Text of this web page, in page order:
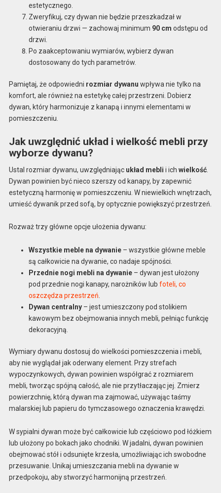
estetycznego.
Zweryfikuj, czy dywan nie będzie przeszkadzał w
otwieraniu drzwi — zachowaj minimum 90 cm odstępu od
drzwi.
Po zaakceptowaniu wymiarów, wybierz dywan
dostosowany do tych parametrów.
Pamiętaj, że odpowiedni rozmiar dywanu wpływa nie tylko na
komfort, ale również na estetykę całej przestrzeni. Dobierz
dywan, który harmonizuje z kanapą i innymi elementami w
pomieszczeniu.
Jak uwzględnić układ i wielkość mebli przy
wyborze dywanu?
Ustal rozmiar dywanu, uwzględniając układ mebli i ich wielkość.
Dywan powinien być nieco szerszy od kanapy, by zapewnić
estetyczną harmonię w pomieszczeniu. W niewielkich wnętrzach,
umieść dywanik przed sofą, by optycznie powiększyć przestrzeń.
Rozważ trzy główne opcje ułożenia dywanu:
Wszystkie meble na dywanie– wszystkie główne meble
są całkowicie na dywanie, co nadaje spójności.
Przednie nogi mebli na dywanie– dywan jest ułożony
pod przednie nogi kanapy, narożników lub foteli, co
oszczędza przestrzeń.
Dywan centralny– jest umieszczony pod stolikiem
kawowym bez obejmowania innych mebli, pełniąc funkcję
dekoracyjną.
Wymiary dywanu dostosuj do wielkości pomieszczenia i mebli,
aby nie wyglądał jak oderwany element. Przy strefach
wypoczynkowych, dywan powinien współgrać z rozmiarem
mebli, tworząc spójną całość, ale nie przytłaczając jej. Zmierz
powierzchnię, którą dywan ma zajmować, używając taśmy
malarskiej lub papieru do tymczasowego oznaczenia krawędzi.
W sypialni dywan może być całkowicie lub częściowo pod łóżkiem
lub ułożony po bokach jako chodniki. W jadalni, dywan powinien
obejmować stół i odsunięte krzesła, umożliwiając ich swobodne
przesuwanie. Unikaj umieszczania mebli na dywanie w
przedpokoju, aby stworzyć harmonijną przestrzeń.